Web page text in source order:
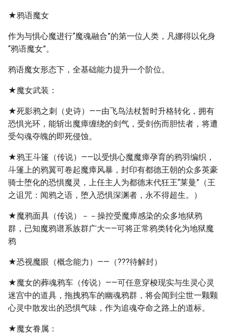
★鸦语魔女
作为与惧心魔进行“魔魂融合”的第一位人类，凡娜得以化身
“鸦语魔女”。
鸦语魔女形态下，全基础能力提升一个阶位。
★魔女武装：
★死影鸦之刺（史诗）——由飞鸟法杖暂时升格转化，拥有
恐惧光环，能斩出魔瘴缠绕的剑气，受剑伤而胆怯者，将遭
受勾魂夺魄的即死侵蚀。
★鸦王斗篷（传说）——以受惧心魔魔瘴孕育的鸦羽编织，
斗篷上的鸦翼可卷起魔瘴风暴，封印有都德王朝的众多英豪
骑士堕化的恐惧魔灵，上任主人为都德末代狂王“莱曼”（王
之诅咒：闻鸦之语，堕入恐惧深渊者，永不得超生。）
★魔鸦面具（传说）－－操控受魔瘴感染的众多地狱鸦
群，已知魔鸦谱系族群广大——可将正常鸦类转化为地狱魔
鸦
★恐视魔眼（概念能力）——（???待解封）
★魔女的葬魂鸦车（传说）——可任意穿梭现实与生灵心灵
迷宫中的道具，拖拽鸦车的幽魂鸦群，将会闻到尘世一颗颗
心灵中散发出的恐惧气味，作为追魂夺命之路上的道标。
★魔女眷属：